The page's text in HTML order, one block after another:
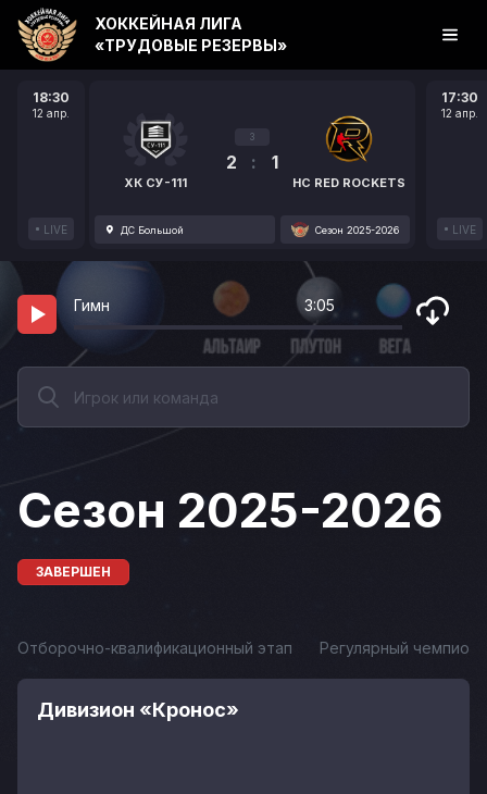
18:30
12 апр.
LIVE
ХК СУ-111
3
2 : 1
HC RED ROCKETS
ДС Большой Сезон 2025-2026
17:30
12 апр.
LIVE
ХОККЕЙНАЯ ЛИГА
«ТРУДОВЫЕ РЕЗЕРВЫ»
Гимн 3:05
Сезон 2025-2026
ЗАВЕРШЕН
Отборочно-квалификационный этап Регулярный
Дивизион «Кронос»